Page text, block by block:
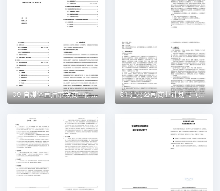
09 自媒体直播带货商业融资计划书（word+ppt配套）创业计划书word模板 51 建材公司商业计划书（word+ppt配套）创业计划书word模板